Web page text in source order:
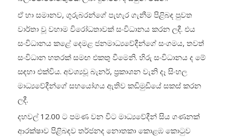
ඒ හා සමානව, ගුරුබරන්ගේ පැහැර ගැනීම පිළිබඳ පුවත
වාර්තා වූ වහාම විරෝධතාවක් සංවිධානය කරන ලදී. එය
සංවිධානය කළේ දෙමළ ජනමාධ්‍යවේදීන්ගේ සංගමය, තවත්
සංවිධාන හතරක් සමඟ එකතු වීමෙනි. හිරු සංවිධානය ද මේ
සඳහා එක්විය. අවශ්‍යවූ බැනර්, ප්‍රකාශන වැනි දෑ සිංහල
මාධ්‍යවේදීන්ගේ සහයෝගය ඇතිව කඩිමුඩියේ සකස් කරන
ලදී.
දහවල් 12.00 ට පමණ වන විට මාධ්‍යවේදීන් සිය ගණනක්
ආරක්ෂාව පිළිබඳව තර්ජනද නොතකා කොළඹ කොටුව